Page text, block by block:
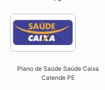
Plano de Saúde Saúde Caixa
Catende PE​